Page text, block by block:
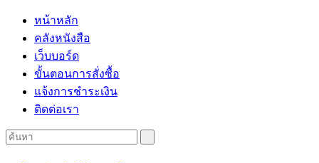
หน้าหลัก
คลังหนังสือ
เว็บบอร์ด
ขั้นตอนการสั่งซื้อ
แจ้งการชำระเงิน
ติดต่อเรา